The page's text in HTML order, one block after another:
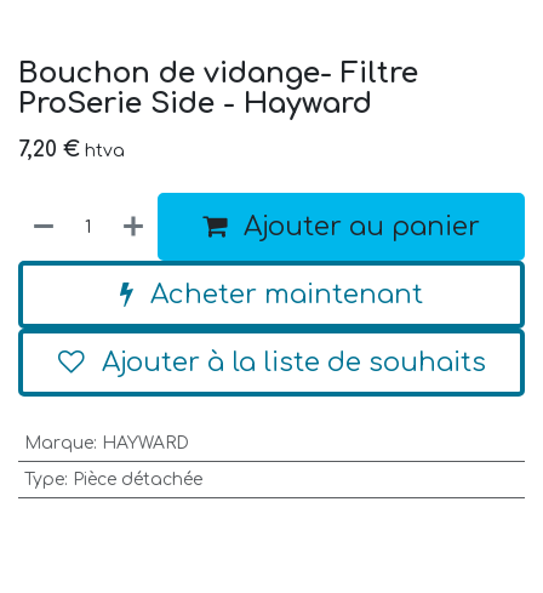
Bouchon de vidange- Filtre
ProSerie Side - Hayward
7,20 € htva
Ajouter au panier
Acheter maintenant
Ajouter à la liste de souhaits
Marque: HAYWARD
Type: Pièce détachée